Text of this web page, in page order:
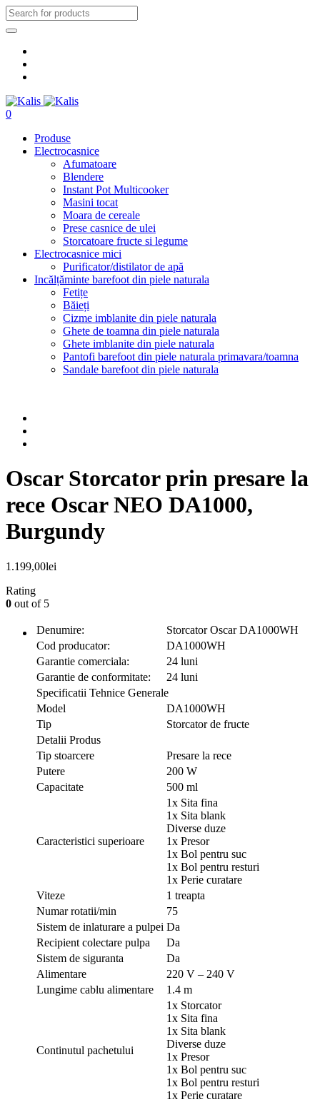
0
Produse
Electrocasnice
Afumatoare
Blendere
Instant Pot Multicooker
Masini tocat
Moara de cereale
Prese casnice de ulei
Storcatoare fructe si legume
Electrocasnice mici
Purificator/distilator de apă
Incălțăminte barefoot din piele naturala
Fetițe
Băieți
Cizme imblanite din piele naturala
Ghete de toamna din piele naturala
Ghete imblanite din piele naturala
Pantofi barefoot din piele naturala primavara/toamna
Sandale barefoot din piele naturala
Oscar Storcator prin presare la
rece Oscar NEO DA1000,
Burgundy
1.199,00lei
Rating
0 out of 5
Denumire:
Storcator Oscar DA1000WH
Cod producator:
DA1000WH
Garantie comerciala:
24 luni
Garantie de conformitate:
24 luni
Specificatii Tehnice Generale
Model
DA1000WH
Tip
Storcator de fructe
Detalii Produs
Tip stoarcere
Presare la rece
Putere
200 W
Capacitate
500 ml
Caracteristici superioare
1x Sita fina
1x Sita blank
Diverse duze
1x Presor
1x Bol pentru suc
1x Bol pentru resturi
1x Perie curatare
Viteze
1 treapta
Numar rotatii/min
75
Sistem de inlaturare a pulpei Da
Recipient colectare pulpa
Da
Sistem de siguranta
Da
Alimentare
220 V – 240 V
Lungime cablu alimentare
1.4 m
Continutul pachetului
1x Storcator
1x Sita fina
1x Sita blank
Diverse duze
1x Presor
1x Bol pentru suc
1x Bol pentru resturi
1x Perie curatare